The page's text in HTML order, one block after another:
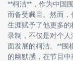
**柯洁**，作为中国
而备受瞩目。然而
生涯赋予了他更多
录制，不仅是对个
面发展的柯洁。**围
的幽默感，在节目中